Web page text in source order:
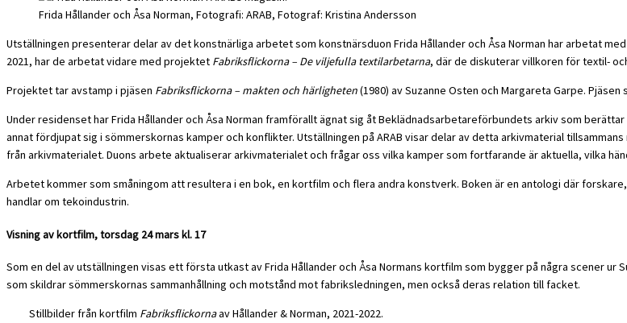
Frida Hållander och Åsa Norman, Fotografi: ARAB, Fotograf: Kristina Andersson
Utställningen presenterar delar av det konstnärliga arbetet som konstnärsduon Frida Hållander och Åsa Norman har arbetat
2021, har de arbetat vidare med projektet Fabriksflickorna – De viljefulla textilarbetarna, där de diskuterar villkoren för textil-
Projektet tar avstamp i pjäsen Fabriksflickorna – makten och härligheten(1980) av Suzanne Osten och Margareta Garpe.
Under residenset har Frida Hållander och Åsa Norman framförallt ägnat sig åt Beklädnadsarbetareförbundets arkiv som
annat fördjupat sig i sömmerskornas kamper och konflikter. Utställningen på ARAB visar delar av detta arkivmaterial
från arkivmaterialet. Duons arbete aktualiserar arkivmaterialet och frågar oss vilka kamper som fortfarande är aktuella, vilka
Arbetet kommer som småningom att resultera i en bok, en kortfilm och flera andra konstverk. Boken är en antologi där
handlar om tekoindustrin.
Visning av kortfilm, torsdag 24 mars kl. 17
Som en del av utställningen visas ett första utkast av Frida Hållander och Åsa Normans kortfilm som bygger på några scener
som skildrar sömmerskornas sammanhållning och motstånd mot fabriksledningen, men också deras relation till facket.
Stillbilder från kortfilm Fabriksflickornaav Hållander & Norman, 2021-2022.